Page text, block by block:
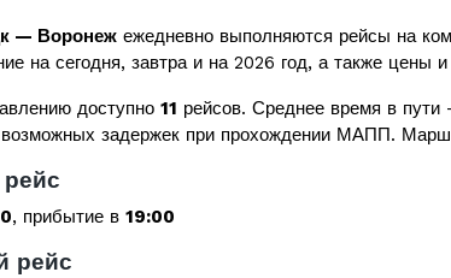
— Воронеж ежедневно выполняются рейсы на
на сегодня, завтра и на 2026 год, а также цены
доступно 11 рейсов. Среднее время в
задержек при прохождении МАПП.
, прибытие в 19:00
рейс